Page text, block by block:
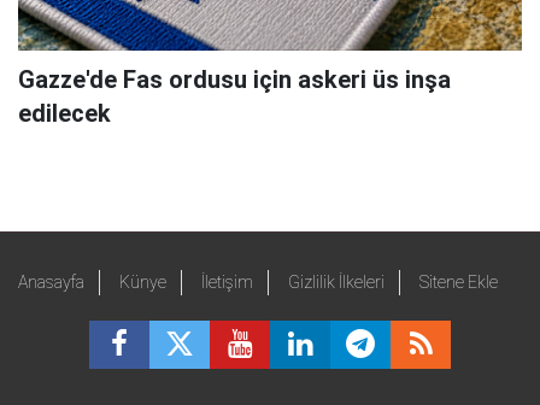
Gazze'de Fas ordusu için askeri üs inşa
edilecek
Anasayfa Künye İletişim Gizlilik İlkeleri Sitene Ekle